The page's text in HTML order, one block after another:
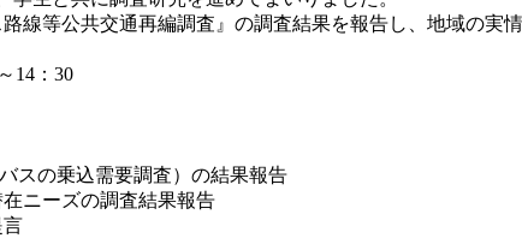
線等公共交通再編調査』の調査結果を報告し、地域の実
14：30
スの乗込需要調査）の結果報告
ニーズの調査結果報告
言